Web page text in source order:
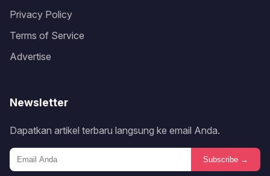
Privacy Policy
Terms of Service
Advertise
Newsletter
Dapatkan artikel terbaru langsung ke email Anda.
Subscribe →